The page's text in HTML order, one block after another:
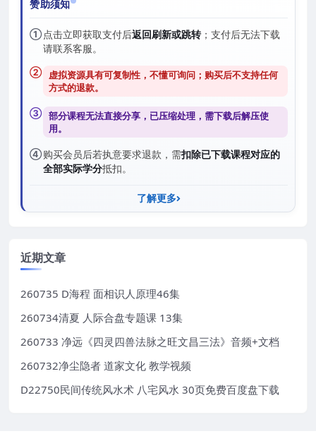
赞助须知
①点击立即获取支付后返回刷新或跳转；支付后无法下载
请联系客服。
② 虚拟资源具有可复制性，不懂可询问；购买后不支持任何
方式的退款。
③ 部分课程无法直接分享，已压缩处理，需下载后解压使
用。
④购买会员后若执意要求退款，需扣除已下载课程对应的
全部实际学分抵扣。
了解更多
近期文章
260735 D海程 面相识人原理46集
260734清夏 人际合盘专题课 13集
260733 净远《四灵四兽法脉之旺文昌三法》音频+文档
260732净尘隐者 道家文化 教学视频
D22750民间传统风水术 八宅风水 30页免费百度盘下载